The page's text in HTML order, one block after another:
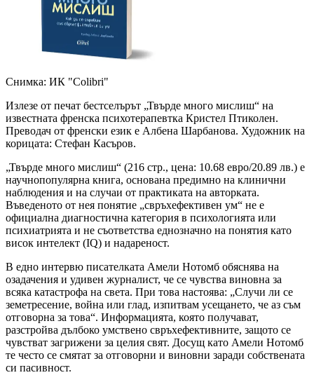
Снимка: ИК "Colibri"
Излезе от печат бестселърът „Твърде много мислиш“ на
известната френска психотерапевтка Кристел Птиколен.
Преводач от френски език е Албена Шарбанова. Художник на
корицата: Стефан Касъров.
„Твърде много мислиш“ (216 стр., цена: 10.68 евро/20.89 лв.) е
научнопопулярна книга, основана предимно на клинични
наблюдения и на случаи от практиката на авторката.
Въведеното от нея понятие „свръхефективен ум“ не е
официална диагностична категория в психологията или
психиатрията и не съответства еднозначно на понятия като
висок интелект (IQ) и надареност.
В едно интервю писателката Амели Нотомб обяснява на
озадачения и удивен журналист, че се чувства виновна за
всяка катастрофа на света. При това настоява: „Случи ли се
земетресение, война или глад, изпитвам усещането, че аз съм
отговорна за това“. Информацията, която получават,
разстройва дълбоко умствено свръхефективните, защото се
чувстват загрижени за целия свят. Досущ като Амели Нотомб
те често се смятат за отговорни и виновни заради собствената
си пасивност.